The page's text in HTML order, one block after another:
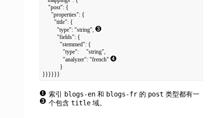
          "type": "string",
              "analyzer": "french"
}}}}}}
索引 blogs-en和 blogs-fr的 post 类型都有一
个包含 title域。